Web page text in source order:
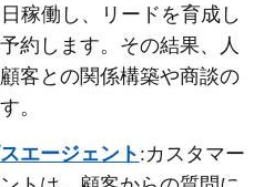
稼働し、リードを育成し
約します。その結果、人
客との関係構築や商談の
。
エージェント:カスタマー